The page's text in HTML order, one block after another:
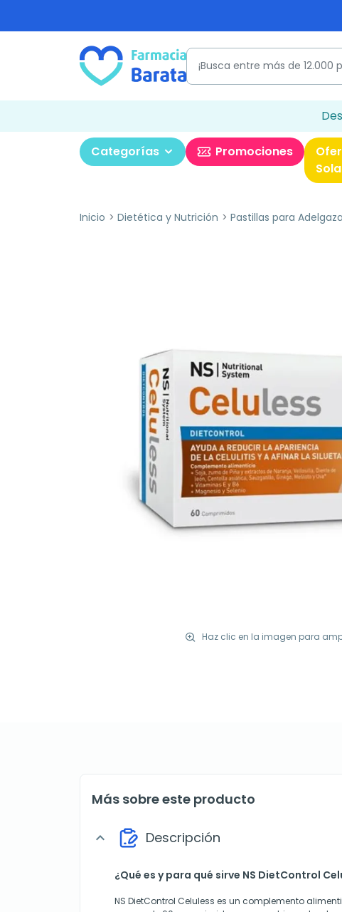
Categorías Promociones
Inicio Dietética y Nutrición Pastillas para
Haz clic en la imagen para
Más sobre este producto
expand_more Descripción
¿Qué es y para qué sirve NS DietControl
NS DietControl Celuless es un complemento